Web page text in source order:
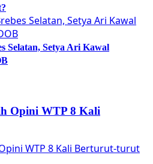
Selatan, Setya Ari Kawal
Opini WTP 8 Kali
WTP 8 Kali Berturut-turut